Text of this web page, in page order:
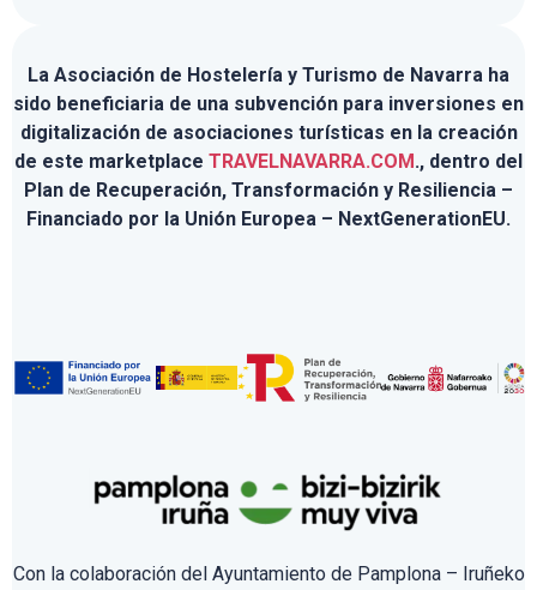
La Asociación de Hostelería y Turismo de Navarra ha
sido beneficiaria de una subvención para inversiones en
digitalización de asociaciones turísticas en la creación
de este marketplace TRAVELNAVARRA.COM ., dentro del
Plan de Recuperación, Transformación y Resiliencia –
Financiado por la Unión Europea – NextGenerationEU.
Con la colaboración del Ayuntamiento de Pamplona – Iruñeko